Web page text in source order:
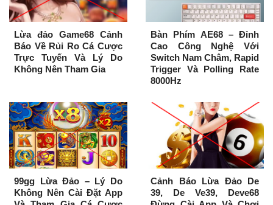
Lừa đảo Game68 Cảnh
Báo Về Rủi Ro Cá Cược
Trực Tuyến Và Lý Do
Không Nên Tham Gia
Bàn Phím AE68 – Đỉnh
Cao Công Nghệ Với
Switch Nam Châm, Rapid
Trigger Và Polling Rate
8000Hz
99gg Lừa Đảo – Lý Do
Không Nên Cài Đặt App
Cảnh Báo Lừa Đảo De
39, De Ve39, Deve68